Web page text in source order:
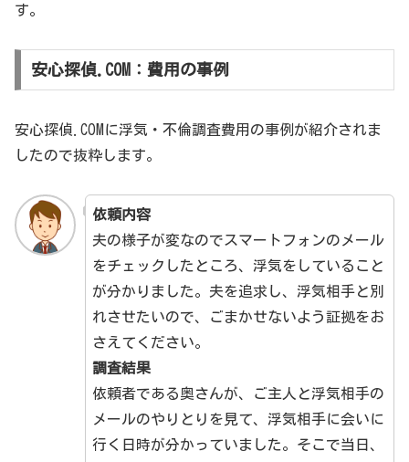
す。
安心探偵.COM：費用の事例
安心探偵.COMに浮気・不倫調査費用の事例が紹介されま
したので抜粋します。
依頼内容
夫の様子が変なのでスマートフォンのメール
をチェックしたところ、浮気をしていること
が分かりました。夫を追求し、浮気相手と別
れさせたいので、ごまかせないよう証拠をお
さえてください。
調査結果
依頼者である奥さんが、ご主人と浮気相手の
メールのやりとりを見て、浮気相手に会いに
行く日時が分かっていました。そこで当日、